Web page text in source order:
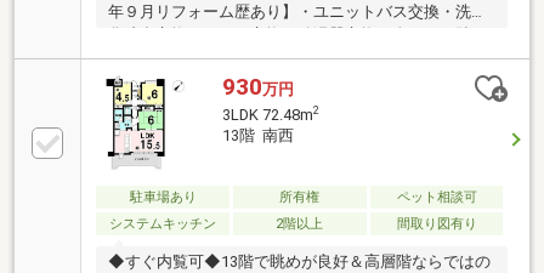
年９月リフォーム歴あり】・ユニットバス交換・洗面
替・畳表替
930万円
3LDK 72.48m2
13階 南西
駐車場あり 所有権
ペット相談可
システムキッチン
2階以上 間取り図有り
◆すぐ内覧可◆13階で眺めが良好＆高層階ならではの